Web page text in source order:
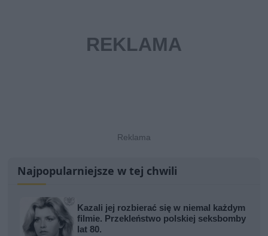
Najpopularniejsze w tej chwili
Kazali jej rozbierać się w niemal każdym
filmie. Przekleństwo polskiej seksbomby
lat 80.